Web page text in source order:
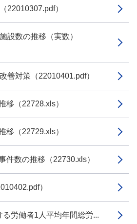
22010307.pdf）
設数の推移（実数）
善対策（22010401.pdf）
移（22728.xls）
移（22729.xls）
件数の推移（22730.xls）
）
る労働者1人平均年間総労...